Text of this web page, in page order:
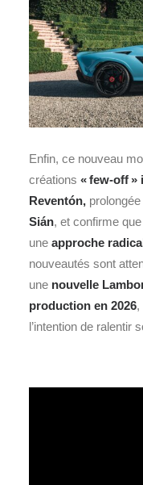
Enfin, ce nouveau
créations « few‑off »
Reventón,
Sián, et confirme que
une approche
nouveautés sont
une nouvelle
production en 2026,
l’intention de ralentir